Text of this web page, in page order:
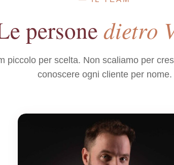
personedietro
piccolo per scelta. Non scaliamo per
conoscere ogni cliente per nome.